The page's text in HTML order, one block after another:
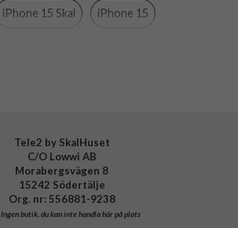
Hårdplast (PC), Mjukplast (TPU)
iPhone 15 Skal iPhone 15
Tele2 by SkalHuset
C/O Lowwi AB
Morabergsvägen 8
15242 Södertälje
Org. nr: 556881-9238
Ingen butik, du kan inte handla här på plats